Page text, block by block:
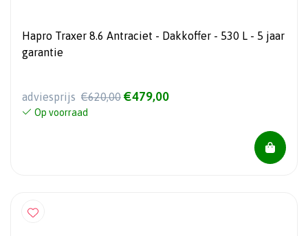
Hapro Traxer 8.6 Antraciet - Dakkoffer - 530 L - 5 jaar
garantie
adviesprijs €620,00 €479,00
Op voorraad